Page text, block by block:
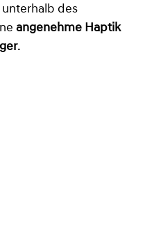
unterhalb des
angenehme Haptik
.